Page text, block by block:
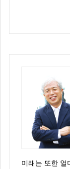
미래는 또한 얼